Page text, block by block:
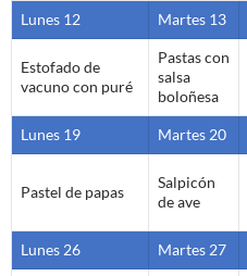
Lunes 12 Martes 13
Estofado de
vacuno con puré
Pastas con
salsa
boloñesa
Lunes 19 Martes 20
Pastel de papas
Salpicón
de ave
Lunes 26 Martes 27